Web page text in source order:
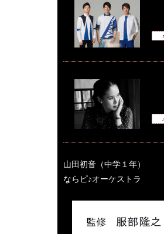
山田初音（中学１年）
ならピ♪オーケストラ